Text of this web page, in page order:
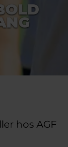
hos AGF